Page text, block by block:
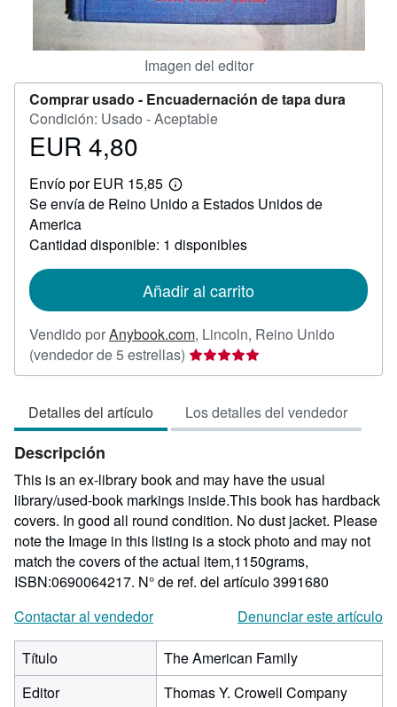
Imagen del editor
Comprar usado - Encuadernación de tapa dura
Condición: Usado - Aceptable
Precio
4,80
EUR 4,80
Envío por EUR 15,85
Más
información
tarifas
envío
Se envía de Reino Unido a Estados Unidos de
America
Cantidad disponible: 1 disponibles
Añadir al carrito
Vendido porAnybook.com, Lincoln, Reino Unido
(vendedor de 5 estrellas) Calificación
del
5
de
estrellas
Detalles del artículo Los detalles del vendedor
Descripción
This is an ex-library book and may have the usual
library/used-book markings inside.This book has hardback
covers. In good all round condition. No dust jacket. Please
note the Image in this listing is a stock photo and may not
match the covers of the actual item,1150grams,
ISBN:0690064217. N° de ref. del artículo 3991680
Contactar al vendedor
Denunciar este artículo
Título
The American Family
Editor
Thomas Y. Crowell Company